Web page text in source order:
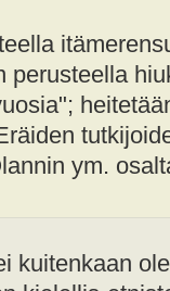
perusteella
ym.
kuitenkaan